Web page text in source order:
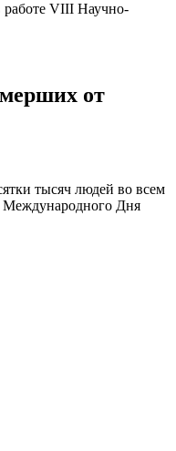
работе VIII Научно-
от
тысяч людей во всем
Дня